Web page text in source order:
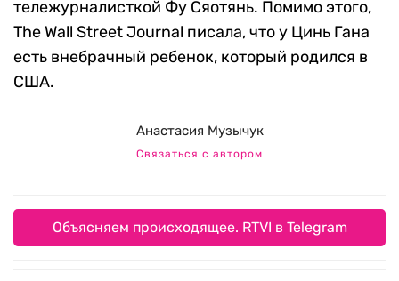
тележурналисткой Фу Сяотянь. Помимо этого,
The Wall Street Journal писала, что у Цинь Гана
есть внебрачный ребенок, который родился в
США.
Анастасия Музычук
Связаться с автором
Объясняем происходящее. RTVI в Telegram